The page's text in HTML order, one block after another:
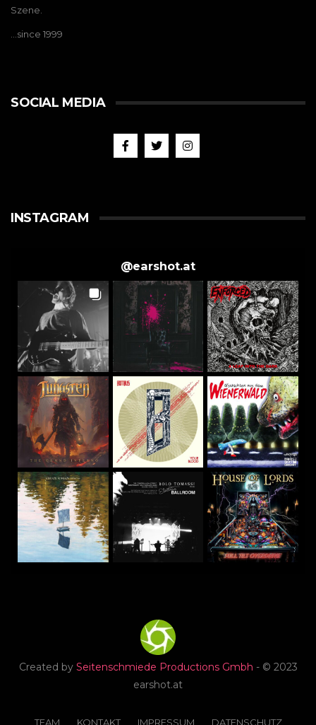
Szene.
…since 1999
SOCIAL MEDIA
INSTAGRAM
@earshot.at
Created by Seitenschmiede Productions Gmbh - © 2023
earshot.at
TEAM KONTAKT IMPRESSUM DATENSCHUTZ